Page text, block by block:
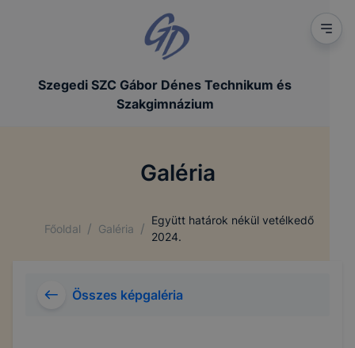
Szegedi SZC Gábor Dénes Technikum és
Szakgimnázium
Galéria
Főoldal / Galéria /
Együtt határok nékül vetélkedő
2024.
Összes képgaléria